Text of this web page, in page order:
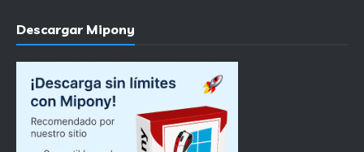
Descargar Mipony